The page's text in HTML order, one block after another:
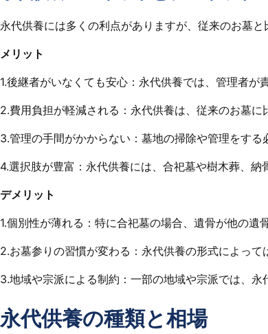
永代供養には多くの利点がありますが、従来のお墓
メリット
1.後継者がいなくても安心：永代供養では、管理者が
2.費用負担が軽減される：永代供養は、従来のお墓
3.管理の手間がかからない：墓地の掃除や管理をす
4.選択肢が豊富：永代供養には、合祀墓や樹木葬、
デメリット
1.個別性が薄れる：特に合祀墓の場合、遺骨が他の
2.お墓参りの習慣が変わる：永代供養の形式によっ
3.地域や宗派による制約：一部の地域や宗派では、永
永代供養の種類と相場